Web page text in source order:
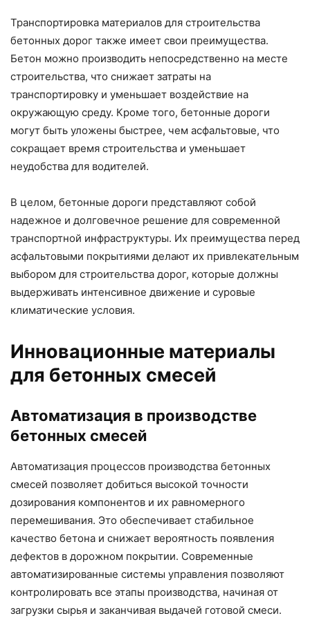
Транспортировка материалов для строительства
бетонных дорог также имеет свои преимущества.
Бетон можно производить непосредственно на месте
строительства, что снижает затраты на
транспортировку и уменьшает воздействие на
окружающую среду. Кроме того, бетонные дороги
могут быть уложены быстрее, чем асфальтовые, что
сокращает время строительства и уменьшает
неудобства для водителей.
В целом, бетонные дороги представляют собой
надежное и долговечное решение для современной
транспортной инфраструктуры. Их преимущества перед
асфальтовыми покрытиями делают их привлекательным
выбором для строительства дорог, которые должны
выдерживать интенсивное движение и суровые
климатические условия.
Инновационные материалы
для бетонных смесей
Автоматизация в производстве
бетонных смесей
Автоматизация процессов производства бетонных
смесей позволяет добиться высокой точности
дозирования компонентов и их равномерного
перемешивания. Это обеспечивает стабильное
качество бетона и снижает вероятность появления
дефектов в дорожном покрытии. Современные
автоматизированные системы управления позволяют
контролировать все этапы производства, начиная от
загрузки сырья и заканчивая выдачей готовой смеси.